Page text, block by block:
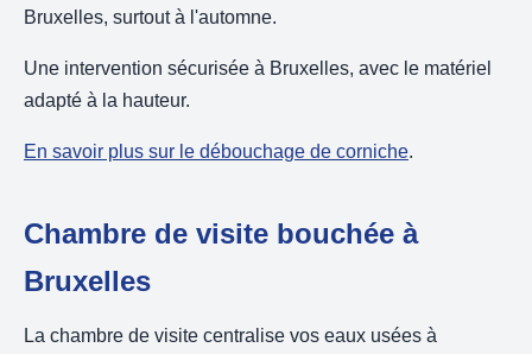
Bruxelles, surtout à l'automne.
Une intervention sécurisée à Bruxelles, avec le matériel
adapté à la hauteur.
En savoir plus sur le débouchage de corniche.
Chambre de visite bouchée à
Bruxelles
La chambre de visite centralise vos eaux usées à